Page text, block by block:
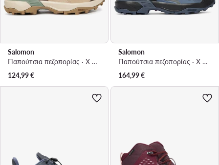
Salomon
Παπούτσια πεζοπορίας · X Ultra 360 Ltr L49158200 · Μπεζ
124,99€
Salomon
Παπούτσια πεζοπορίας · X Ultra 360 Mid GTX L45390700 · Γκρι
164,99€